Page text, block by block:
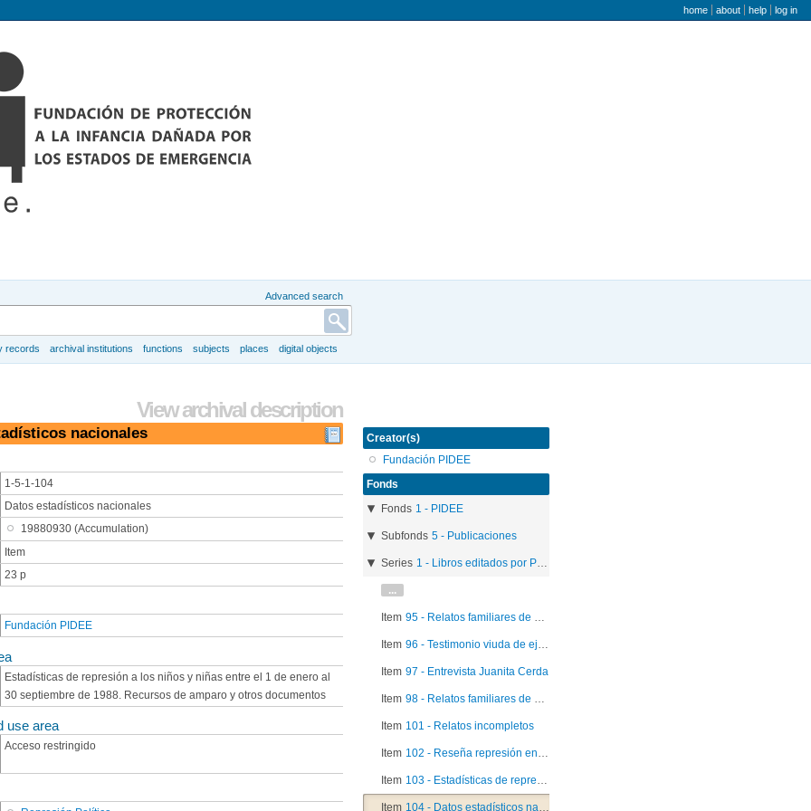
user menu
home about help log in
Advanced search
records archival institutions functions subjects places digital objects
View archival description
nacionales
1-5-1-104
Datos estadísticos nacionales
19880930 (Accumulation)
Item
23 p
Fundación PIDEE
Estadísticas de represión a los niños y niñas entre el 1 de enero al
30 septiembre de 1988. Recursos de amparo y otros documentos
use area
Acceso restringido
Creator(s)
Fundación PIDEE
Fonds
Fonds 1 - PIDEE
Subfonds 5 - Publicaciones
Series 1 - Libros editados por PIDEE
...
Item 95 - Relatos familiares de ejecutados
Item 96 - Testimonio viuda de ejecutado político
Item 97 - Entrevista Juanita Cerda
Item 98 - Relatos familiares de ejecutados políticos
Item 101 - Relatos incompletos
Item 102 - Reseña represión en menores
Item 103 - Estadísticas de represión en menores
Item 104 - Datos estadísticos nacionales